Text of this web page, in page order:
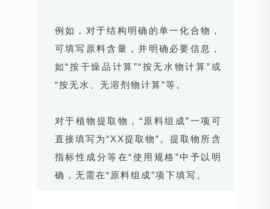
例如，对于结构明确的单一化合物，
可填写原料含量，并明确必要信息，
如“按干燥品计算”“按无水物计算”或
“按无水、无溶剂物计算”等。
对于植物提取物，“原料组成”一项可
直接填写为“XX提取物”。提取物所含
指标性成分等在“使用规格”中予以明
确，无需在“原料组成”项下填写。